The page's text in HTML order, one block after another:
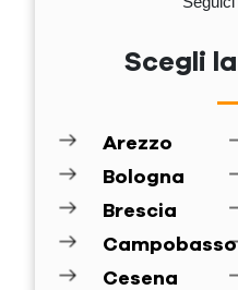
Scegli
Arezzo
Bologna
Brescia
Campobasso
Cesena